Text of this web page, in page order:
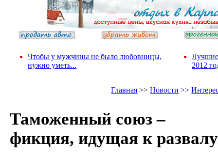
Чтобы у мужчины не было любовницы,
нужно уметь...
Лучшие
2012
Главная >>Новости >>
Таможенный союз –
фикция, идущая к развалу